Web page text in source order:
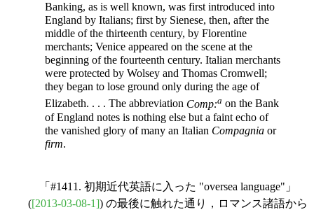
Banking, as is well known, was first introduced into
England by Italians; first by Sienese, then, after the
middle of the thirteenth century, by Florentine
merchants; Venice appeared on the scene at the
beginning of the fourteenth century. Italian merchants
were protected by Wolsey and Thomas Cromwell;
they began to lose ground only during the age of
Elizabeth. . . . The abbreviation Comp:a on the Bank
of England notes is nothing else but a faint echo of
the vanished glory of many an Italian Compagnia or
firm.
「#1411. 初期近代英語に入った "oversea language"」
([2013-03-08-1]) の最後に触れた通り，ロマンス諸語から